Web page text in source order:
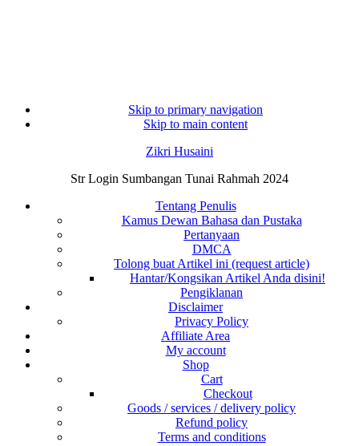
Skip to primary navigation
Skip to main content
Zikri Husaini
Str Login Sumbangan Tunai Rahmah 2024
Tentang Penulis
Kamus Dewan Bahasa dan Pustaka
Pertanyaan
DMCA
Tolong buat Artikel ini (request article)
Hantar/Kongsikan Artikel Anda disini!
Pengiklanan
Disclaimer
Privacy Policy
Affiliate Area
My account
Shop
Cart
Checkout
Goods / services / delivery policy
Refund policy
Terms and conditions